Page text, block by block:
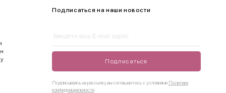
Подписаться на наши новости
Подписаться
Подписываясь на рассылку, вы соглашаетесь с условиями Политики
конфиденциальности